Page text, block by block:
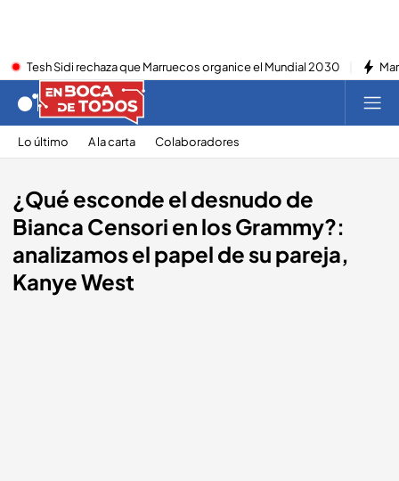
Tesh Sidi rechaza que Marruecos organice el Mundial 2030
Lo último A la carta Colaboradores
¿Qué esconde el desnudo de
Bianca Censori en los Grammy?:
analizamos el papel de su pareja,
Kanye West